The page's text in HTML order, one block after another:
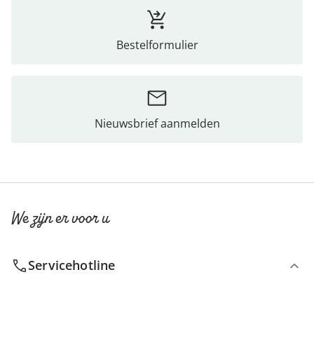
Bestelformulier
Nieuwsbrief aanmelden
We zijn er voor u
Servicehotline